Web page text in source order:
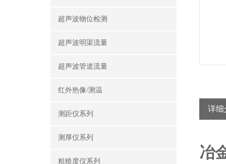
超声波物位检测
超声波明渠流量
超声波管道流量
红外热像/测温
测距仪系列
测厚仪系列
粗糙度仪系列
详细
冶